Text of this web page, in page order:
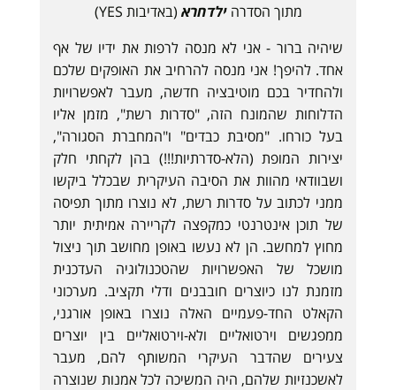
מתוך הסדרהילדחרא (באדיבות YES)
שיהיה ברור - אני לא מנסה לרפות את ידיו של אף
אחד. להיפך! אני מנסה להרחיב את האופקים שלכם
ולהחדיר בכם מוטיבציה חדשה, מעבר לאפשרויות
הדלוחות שהמונח הזה, "סדרות רשת", מזמן אליו
בעל כורחו. "מסיבת כבדים" ו"המחברת הסגורה",
יצירות המופת (הלא-סדרתיות!!!) בהן לקחתי חלק
ושבוודאי מהוות את הסיבה העיקרית שבכלל ביקשו
ממני לכתוב על סדרות רשת, לא נוצרו מתוך תפיסה
של תוכן אינטרנטי כמקפצה לקריירה אמיתית יותר
מחוץ למחשב. הן לא נעשו באופן מחושב תוך ניצול
מושכל של האפשרויות שהטכנולוגיה העדכנית
מזמנת לנו כיוצרים חובבנים ודלי תקציב. מערכוני
הקאלט החד-פעמיים האלה נוצרו באופן אורגני,
ממפגשים וירטואליים ולא-וירטואליים בין יוצרים
צעירים שהדבר העיקרי המשותף להם, מעבר
לאשכנזיות שלהם, היה המשיכה לכל אמנות שנוצרה